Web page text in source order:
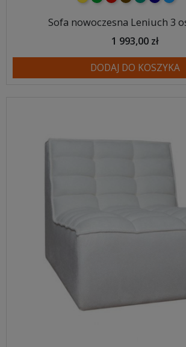
Sofa nowoczesna Leniuch 3
1 993,00 zł
DODAJ DO KOSZYKA